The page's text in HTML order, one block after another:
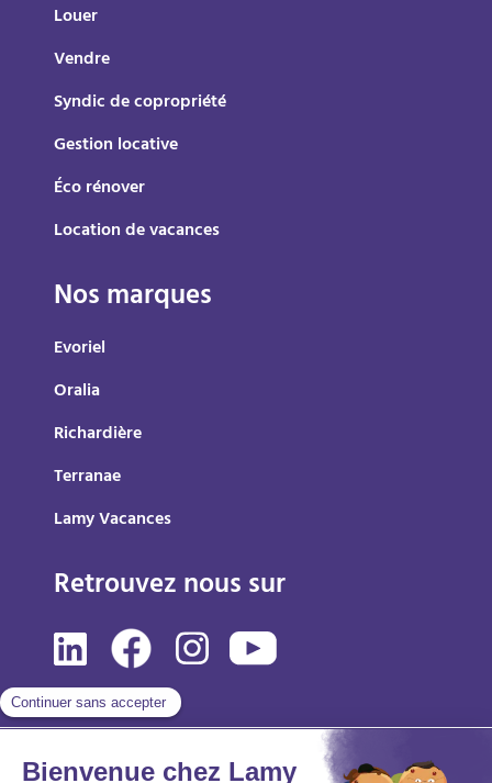
Louer
Vendre
Syndic de copropriété
Gestion locative
Éco rénover
Location de vacances
Nos marques
Evoriel
Oralia
Richardière
Terranae
Lamy Vacances
Retrouvez nous sur
Mentions légales